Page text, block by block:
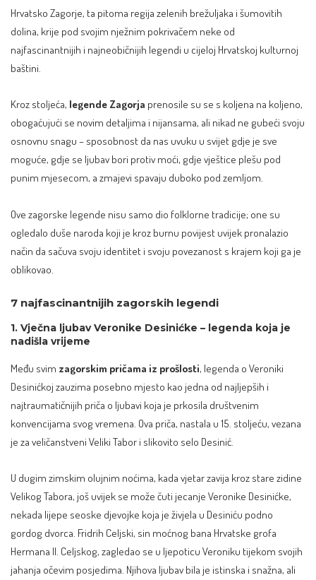
Hrvatsko Zagorje, ta pitoma regija zelenih brežuljaka i šumovitih
dolina, krije pod svojim nježnim pokrivačem neke od
najfascinantnijih i najneobičnijih legendi u cijeloj Hrvatskoj kulturnoj
baštini.
Kroz stoljeća, legende Zagorja prenosile su se s koljena na koljeno,
obogaćujući se novim detaljima i nijansama, ali nikad ne gubeći svoju
osnovnu snagu – sposobnost da nas uvuku u svijet gdje je sve
moguće, gdje se ljubav bori protiv moći, gdje vještice plešu pod
punim mjesecom, a zmajevi spavaju duboko pod zemljom.
Ove zagorske legende nisu samo dio folklorne tradicije; one su
ogledalo duše naroda koji je kroz burnu povijest uvijek pronalazio
način da sačuva svoju identitet i svoju povezanost s krajem koji ga je
oblikovao.
7 najfascinantnijih zagorskih legendi
1. Vječna ljubav Veronike Desinićke – legenda koja je
nadišla vrijeme
Među svim zagorskim pričama iz prošlosti, legenda o Veroniki
Desinićkoj zauzima posebno mjesto kao jedna od najljepših i
najtraumatičnijih priča o ljubavi koja je prkosila društvenim
konvencijama svog vremena. Ova priča, nastala u 15. stoljeću, vezana
je za veličanstveni Veliki Tabor i slikovito selo Desinić.
U dugim zimskim olujnim noćima, kada vjetar zavija kroz stare zidine
Velikog Tabora, još uvijek se može čuti jecanje Veronike Desinićke,
nekada lijepe seoske djevojke koja je živjela u Desiniću podno
gordog dvorca. Fridrih Celjski, sin moćnog bana Hrvatske grofa
Hermana II. Celjskog, zagledao se u ljepoticu Veroniku tijekom svojih
jahanja očevim posjedima. Njihova ljubav bila je istinska i snažna, ali